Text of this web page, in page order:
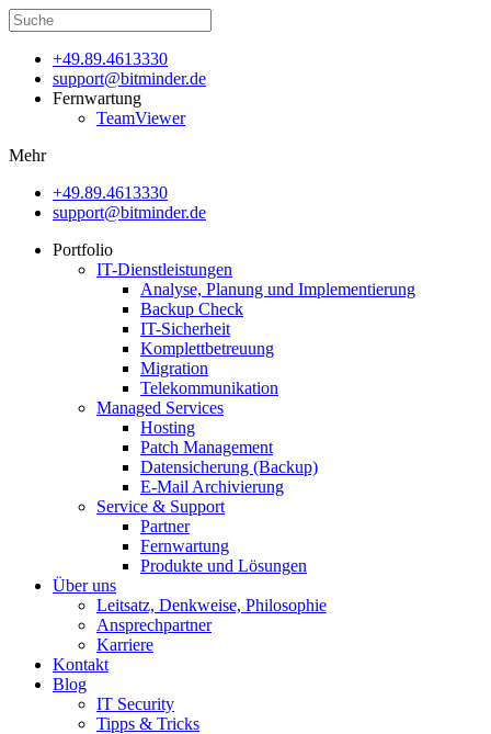
+49.89.4613330
support@bitminder.de
Fernwartung
TeamViewer
Mehr
+49.89.4613330
support@bitminder.de
Portfolio
IT-Dienstleistungen
Analyse, Planung und Implementierung
Backup Check
IT-Sicherheit
Komplettbetreuung
Migration
Telekommunikation
Managed Services
Hosting
Patch Management
Datensicherung (Backup)
E-Mail Archivierung
Service & Support
Partner
Fernwartung
Produkte und Lösungen
Über uns
Leitsatz, Denkweise, Philosophie
Ansprechpartner
Karriere
Kontakt
Blog
IT Security
Tipps & Tricks